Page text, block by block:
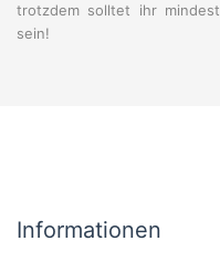
trotzdem solltet ihr
sein!
Informationen